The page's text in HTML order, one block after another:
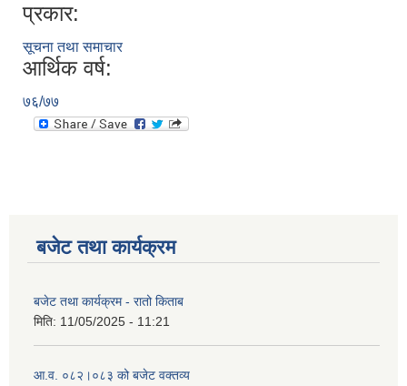
प्रकार:
सूचना तथा समाचार
आर्थिक वर्ष:
७६/७७
बजेट तथा कार्यक्रम
बजेट तथा कार्यक्रम - रातो किताब
मिति: 11/05/2025 - 11:21
आ.व. ०८२।०८३ को बजेट वक्तव्य